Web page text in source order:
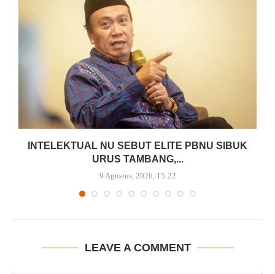
INTELEKTUAL NU SEBUT ELITE PBNU SIBUK
URUS TAMBANG,...
9 Agustus, 2026, 15:22
LEAVE A COMMENT